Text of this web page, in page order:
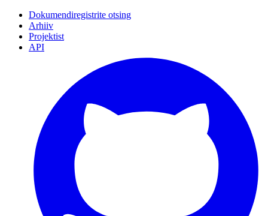
Dokumendiregistrite otsing
Arhiiv
Projektist
API